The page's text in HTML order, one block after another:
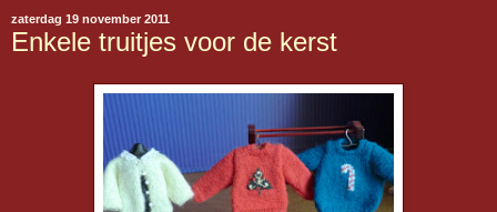
zaterdag 19 november 2011
Enkele truitjes voor de kerst